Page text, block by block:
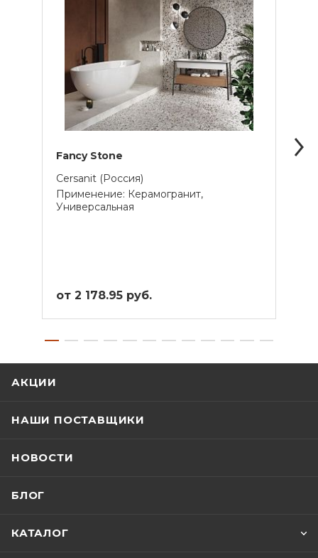
Fancy Stone
Cersanit (Россия)
Применение: Керамогранит,
Универсальная
от 2 178.95 руб.
АКЦИИ
НАШИ ПОСТАВЩИКИ
НОВОСТИ
БЛОГ
КАТАЛОГ